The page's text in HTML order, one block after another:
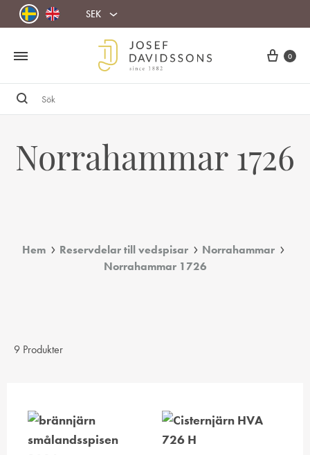
SEK
Cart
0
Sök
Norrahammar 1726
Hem Reservdelar till vedspisar
Norrahammar
Norrahammar 1726
9 Produkter